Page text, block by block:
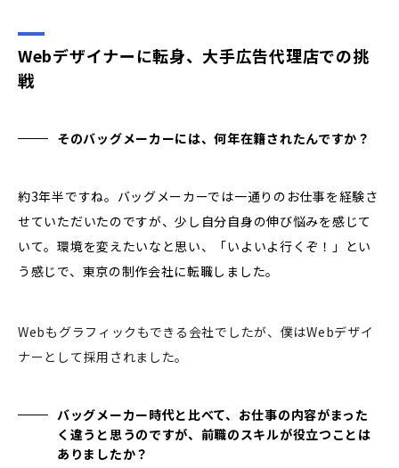
Webデザイナーに転身、大手広告代理店での挑
戦
そのバッグメーカーには、何年在籍されたんですか？
約3年半ですね。バッグメーカーでは一通りのお仕事を経験さ
せていただいたのですが、少し自分自身の伸び悩みを感じて
いて。環境を変えたいなと思い、「いよいよ行くぞ！」とい
う感じで、東京の制作会社に転職しました。
Webもグラフィックもできる会社でしたが、僕はWebデザイ
ナーとして採用されました。
バッグメーカー時代と比べて、お仕事の内容がまった
く違うと思うのですが、前職のスキルが役立つことは
ありましたか？